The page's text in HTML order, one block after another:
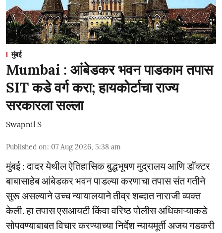
मुंबई
Mumbai : आंबेडकर भवन पाडकाम तपास
SIT कडे वर्ग करा; हायकोर्टाचा राज्य
सरकारला सल्ला
Swapnil S
Published on: 07 Aug 2026, 5:38 am
मुंबई : दादर येथील ऐतिहासिक बुद्धभूषण मुद्रालय आणि डॉक्टर
बाबासाहेब आंबेडकर भवन पाडल्या करणाचा तपास संत गतीने
सुरू असल्याने उच्च न्यायालयाने तीव्र शब्दात नाराजी व्यक्त
केली. हा तपास एसआयटी किंवा वरिष्ठ पोलीस अधिकाऱ्याकडे
सोपवण्याबाबत विचार करण्याच्या निर्देश न्यायमूर्ती अजय गडकरी